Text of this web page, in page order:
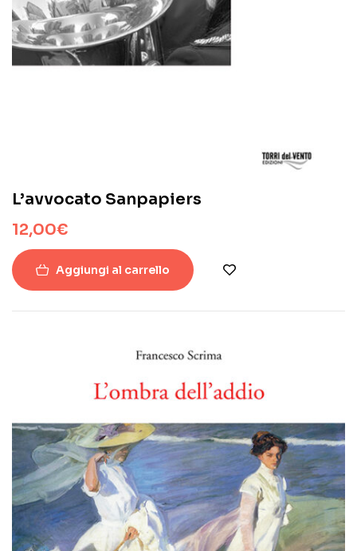
L’avvocato Sanpapiers
12,00€
Aggiungi al carrello